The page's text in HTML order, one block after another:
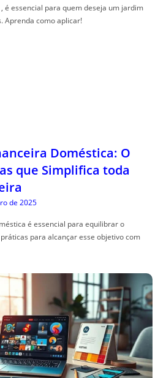
é essencial para quem deseja um jardim
Aprenda como aplicar!
Doméstica: O
que Simplifica toda
de 2025
é essencial para equilibrar o
para alcançar esse objetivo com